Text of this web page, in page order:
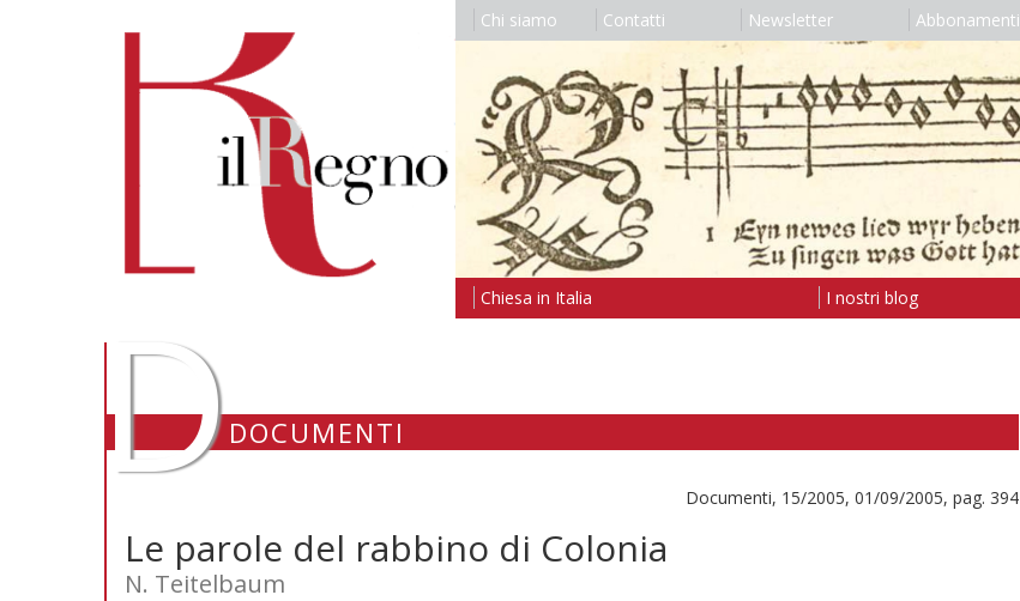
Chi siamo Contatti Newsletter Abbonamenti
Chiesa in Italia I nostri blog
DDOCUMENTI
Documenti, 15/2005, 01/09/2005, pag. 394
Le parole del rabbino di Colonia
N. Teitelbaum